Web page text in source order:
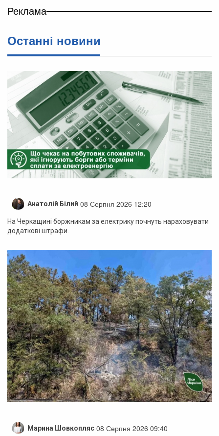
Реклама
Останні новини
Анатолій Білий 08 Серпня 2026 12:20
На Черкащині боржникам за електрику почнуть нараховувати
додаткові штрафи.
Марина Шовкопляс 08 Серпня 2026 09:40